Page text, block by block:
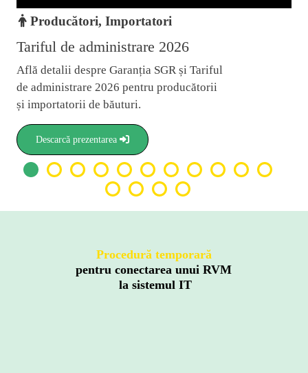
Importatori
2026
Garanția SGR și Tariful
2026 pentru producătorii
băuturi.
Află informațiile
de Gestionare 2026